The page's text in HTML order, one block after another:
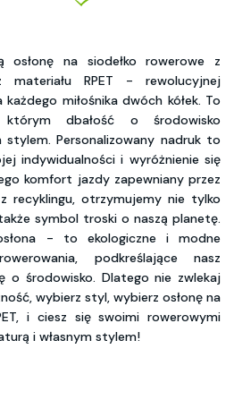
osłonę na siodełko rowerowe z
materiału RPET - rewolucyjnej
miłośnika dwóch kółek. To
dbałość o środowisko
Personalizowany nadruk to
indywidualności i wyróżnienie się
komfort jazdy zapewniany przez
recyklingu, otrzymujemy nie tylko
symbol troski o naszą planetę.
- to ekologiczne i modne
podkreślające nasz
o środowisko. Dlatego nie zwlekaj
wybierz styl, wybierz osłonę na
i ciesz się swoimi rowerowymi
i własnym stylem!